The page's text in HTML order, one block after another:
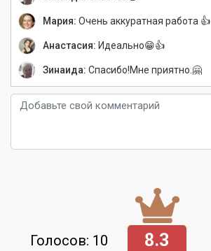
Мария: Очень аккуратная работа 👍
Анастасия: Идеально😁👍
Зинаида: Спасибо!Мне приятно.🤗
Голосов: 10 8.3